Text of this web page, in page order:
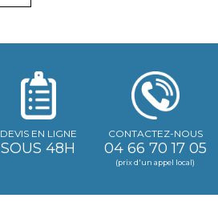
DEVIS EN LIGNE
SOUS 48H
CONTACTEZ-NOUS
04 66 70 17 05
(prix d'un appel local)